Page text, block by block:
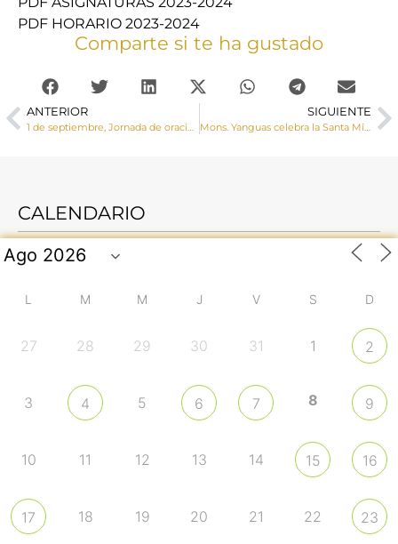
PDF HORARIO 2023-2024
Comparte si te ha gustado
ANTERIOR SIGUIENTE
CALENDARIO
L M M J V S D
27 28 29 30 31 1 2
3 4 5 6 7 8 9
10 11 12 13 14 15 16
17 18 19 20 21 22 23